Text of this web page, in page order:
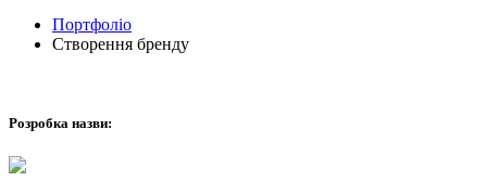
Портфоліо
Створення бренду
Розробка назви: